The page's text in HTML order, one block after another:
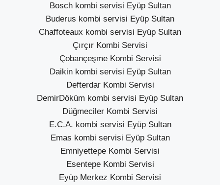
Bosch kombi servisi Eyüp Sultan
Buderus kombi servisi Eyüp Sultan
Chaffoteaux kombi servisi Eyüp Sultan
Çırçır Kombi Servisi
Çobançeşme Kombi Servisi
Daikin kombi servisi Eyüp Sultan
Defterdar Kombi Servisi
DemirDöküm kombi servisi Eyüp Sultan
Düğmeciler Kombi Servisi
E.C.A. kombi servisi Eyüp Sultan
Emas kombi servisi Eyüp Sultan
Emniyettepe Kombi Servisi
Esentepe Kombi Servisi
Eyüp Merkez Kombi Servisi